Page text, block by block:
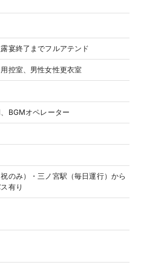
宴終了までフルアテンド
控室、男性女性更衣室
BGMオペレーター
のみ）・三ノ宮駅（毎日運行）から
有り